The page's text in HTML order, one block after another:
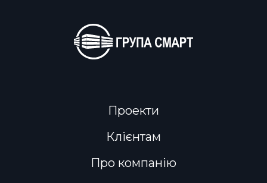
Проекти
Клієнтам
Про компанію